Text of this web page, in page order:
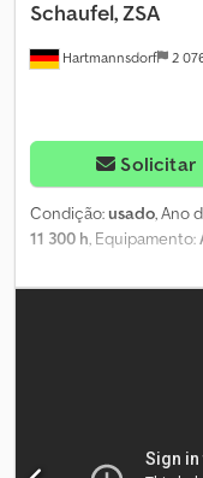
Hartmannsdorf 2
Schaufel, ZSA
Solicitar
Condição:usado, Ano
11 300 h, Equipamento:
carregadora de rodas
Usr * Horas de serviço:
com dentes ESCO *
do operador com
ventilado) * Ar
Janela deslizante na
Peso bruto autorizado: